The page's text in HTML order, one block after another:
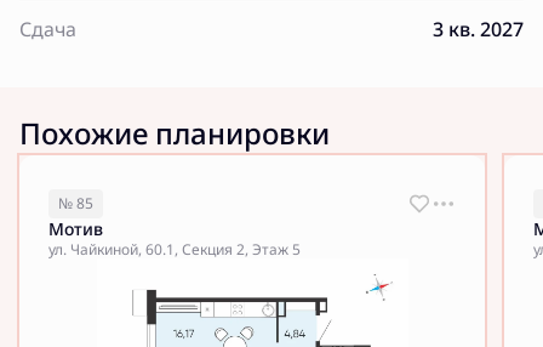
Сдача 3 кв. 2027
Похожие планировки
№ 85
Мотив
ул. Чайкиной, 60.1, Секция 2, Этаж 5